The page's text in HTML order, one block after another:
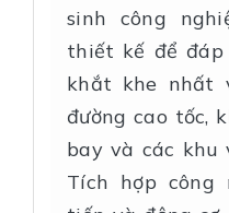
sinh công
thiết kế để đáp
khắt khe nhất
đường cao tốc,
bay và các khu
Tích hợp công